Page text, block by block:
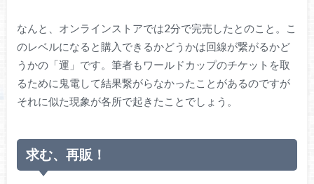
なんと、オンラインストアでは2分で完売したとのこと。こ
のレベルになると購入できるかどうかは回線が繋がるかど
うかの「運」です。筆者もワールドカップのチケットを取
るために鬼電して結果繋がらなかったことがあるのですが
それに似た現象が各所で起きたことでしょう。
求む、再販！